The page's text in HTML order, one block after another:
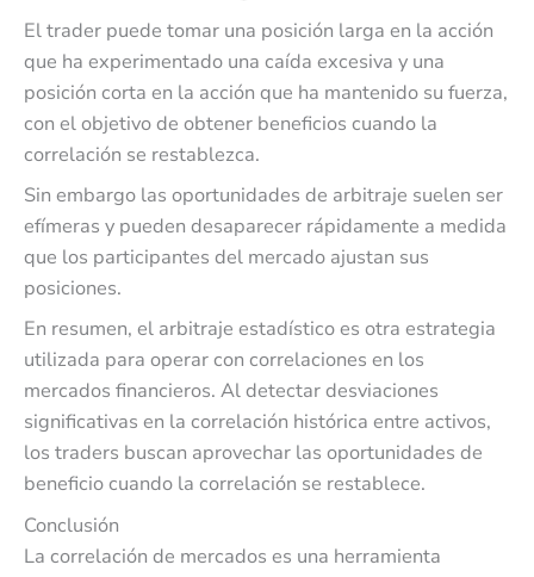
El trader puede tomar una posición larga en la acción
que ha experimentado una caída excesiva y una
posición corta en la acción que ha mantenido su fuerza,
con el objetivo de obtener beneficios cuando la
correlación se restablezca.
Sin embargo las oportunidades de arbitraje suelen ser
efímeras y pueden desaparecer rápidamente a medida
que los participantes del mercado ajustan sus
posiciones.
En resumen, el arbitraje estadístico es otra estrategia
utilizada para operar con correlaciones en los
mercados financieros. Al detectar desviaciones
significativas en la correlación histórica entre activos,
los traders buscan aprovechar las oportunidades de
beneficio cuando la correlación se restablece.
Conclusión
La correlación de mercados es una herramienta